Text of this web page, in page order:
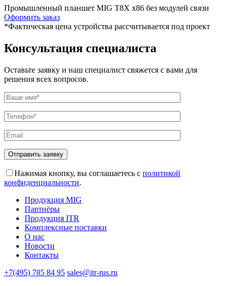
Промышленный планшет MIG T8X x86 без модулей связи
Оформить заказ
*Фактическая цена устройства рассчитывается под проект
Консультация специалиста
Оставьте заявку и наш специалист свяжется с вами для
решения всех вопросов.
Отправить заявку
Нажимая кнопку, вы соглашаетесь с политикой
конфиденциальности.
Продукция MIG
Партнёры
Продукция ITR
Комплексные поставки
О нас
Новости
Контакты
+7(495) 785 84 95 sales@itr-rus.ru